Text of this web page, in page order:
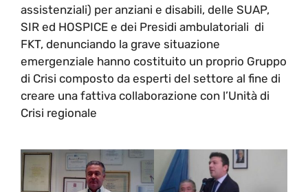
assistenziali) per anziani e disabili, delle SUAP,
SIR ed HOSPICE e dei Presidi ambulatoriali di
FKT, denunciando la grave situazione
emergenziale hanno costituito un proprio Gruppo
di Crisi composto da esperti del settore al fine di
creare una fattiva collaborazione con l’Unità di
Crisi regionale